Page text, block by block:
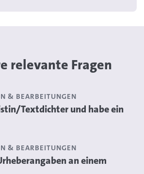
relevante Fragen
& BEARBEITUNGEN
Textdichter und habe ein
& BEARBEITUNGEN
an einem